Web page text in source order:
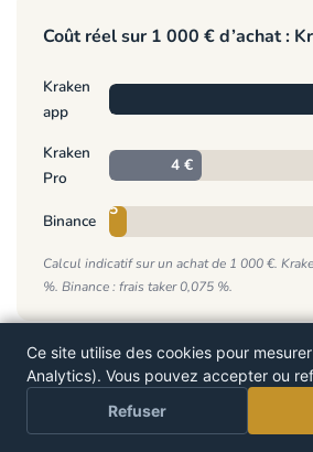
Coût réel sur 1 000 € d’achat :
Kraken
app
Kraken
Pro
4 €
Binance
0,75
Calcul indicatif sur un achat de 1 000 €.
%. Binance : frais taker 0,075 %.
À RETENIR
App simple : 1,5 % de
PROFITER DE
Ce site utilise des cookies pour
Analytics). Vous pouvez accepter ou
Refuser